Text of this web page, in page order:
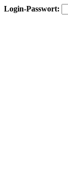
Login-Passwort: